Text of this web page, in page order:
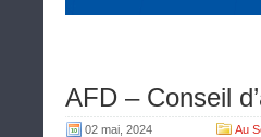
AFD – Conseil
02 mai, 2024 Au